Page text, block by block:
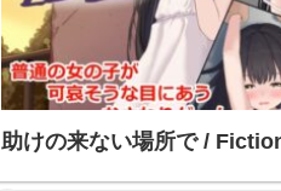
助けの来ない場所で /